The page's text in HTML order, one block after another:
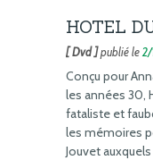
HOTEL
[ Dvd ]publié le2/
Conçu pour
les années 30,
fataliste et
les mémoires
Jouvet